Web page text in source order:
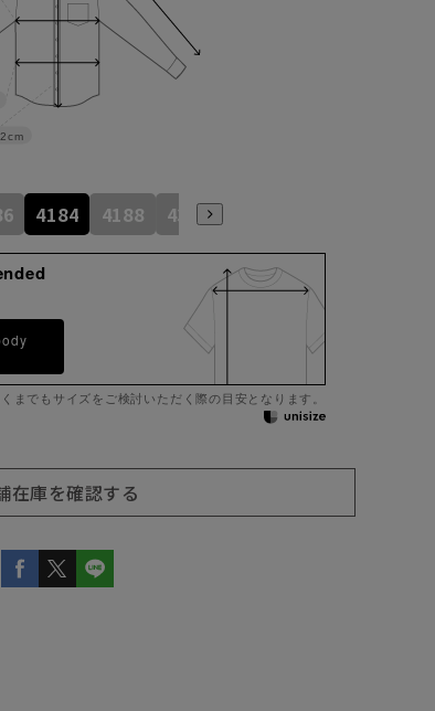
4184 4188 4386
までもサイズをご検討いただく際の目安となります。